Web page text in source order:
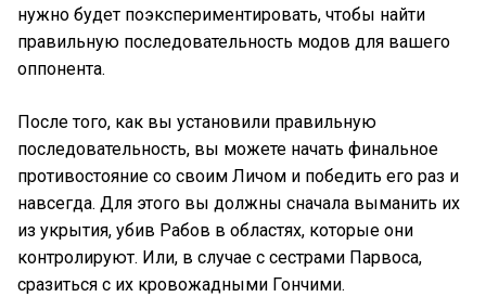
нужно будет поэкспериментировать, чтобы найти
правильную последовательность модов для вашего
оппонента.
После того, как вы установили правильную
последовательность, вы можете начать финальное
противостояние со своим Личом и победить его раз и
навсегда. Для этого вы должны сначала выманить их
из укрытия, убив Рабов в областях, которые они
контролируют. Или, в случае с сестрами Парвоса,
сразиться с их кровожадными Гончими.